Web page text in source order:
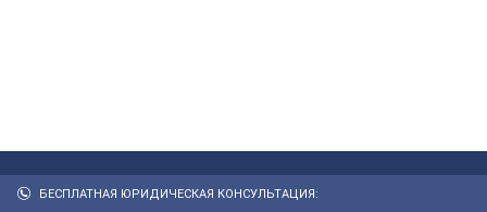
БЕСПЛАТНАЯ ЮРИДИЧЕСКАЯ КОНСУЛЬТАЦИЯ: